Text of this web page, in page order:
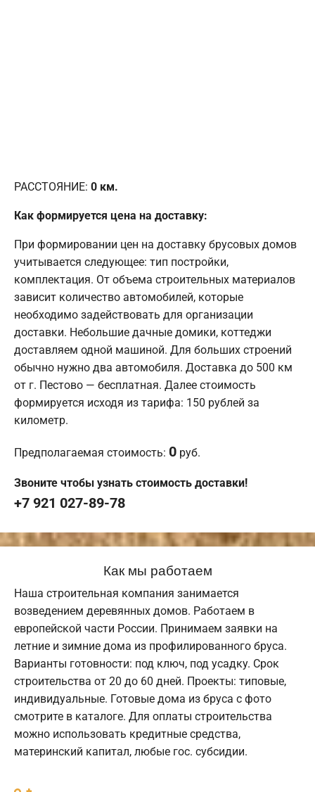
РАССТОЯНИЕ: 0 км.
Как формируется цена на доставку:
При формировании цен на доставку брусовых домов
учитывается следующее: тип постройки,
комплектация. От объема строительных материалов
зависит количество автомобилей, которые
необходимо задействовать для организации
доставки. Небольшие дачные домики, коттеджи
доставляем одной машиной. Для больших строений
обычно нужно два автомобиля. Доставка до 500 км
от г. Пестово — бесплатная. Далее стоимость
формируется исходя из тарифа: 150 рублей за
километр.
Предполагаемая стоимость: 0 руб.
Звоните чтобы узнать стоимость доставки!
+7 921 027-89-78
Как мы работаем
Наша строительная компания занимается
возведением деревянных домов. Работаем в
европейской части России. Принимаем заявки на
летние и зимние дома из профилированного бруса.
Варианты готовности: под ключ, под усадку. Срок
строительства от 20 до 60 дней. Проекты: типовые,
индивидуальные. Готовые дома из бруса с фото
смотрите в каталоге. Для оплаты строительства
можно использовать кредитные средства,
материнский капитал, любые гос. субсидии.